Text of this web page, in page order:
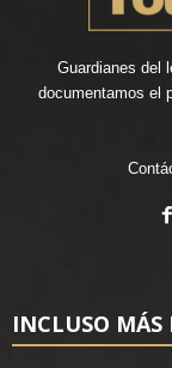
Guardianes del
documentamos el
INCLUSO MÁS